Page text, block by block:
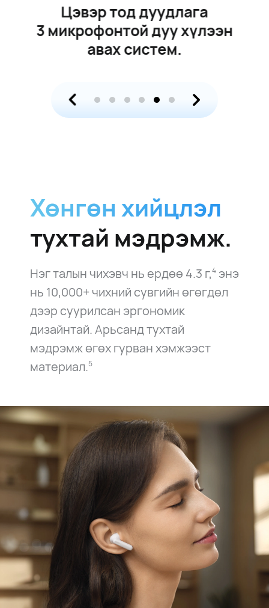
Цэвэр тод дуудлага
3 микрофонтойдуу хүлээн
авах систем.
Хөнгөн хийцлэл
тухтай мэдрэмж.
Нэг талын чихэвч нь ердөө 4.3 г,4энэ
нь 10,000+ чихний сувгийн өгөгдөл
дээр суурилсан эргономик
дизайнтай. Арьсанд тухтай
мэдрэмж өгөх гурван хэмжээст
материал.5